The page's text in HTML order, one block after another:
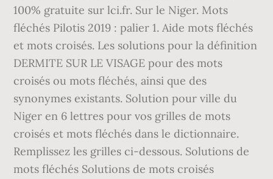
100% gratuite sur lci.fr. Sur le Niger. Mots
fléchés Pilotis 2019 : palier 1. Aide mots fléchés
et mots croisés. Les solutions pour la définition
DERMITE SUR LE VISAGE pour des mots
croisés ou mots fléchés, ainsi que des
synonymes existants. Solution pour ville du
Niger en 6 lettres pour vos grilles de mots
croisés et mots fléchés dans le dictionnaire.
Remplissez les grilles ci-dessous. Solutions de
mots fléchés Solutions de mots croisés